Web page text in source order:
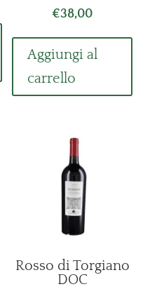
€38,00
Aggiungi al
carrello
Rosso di Torgiano
DOC